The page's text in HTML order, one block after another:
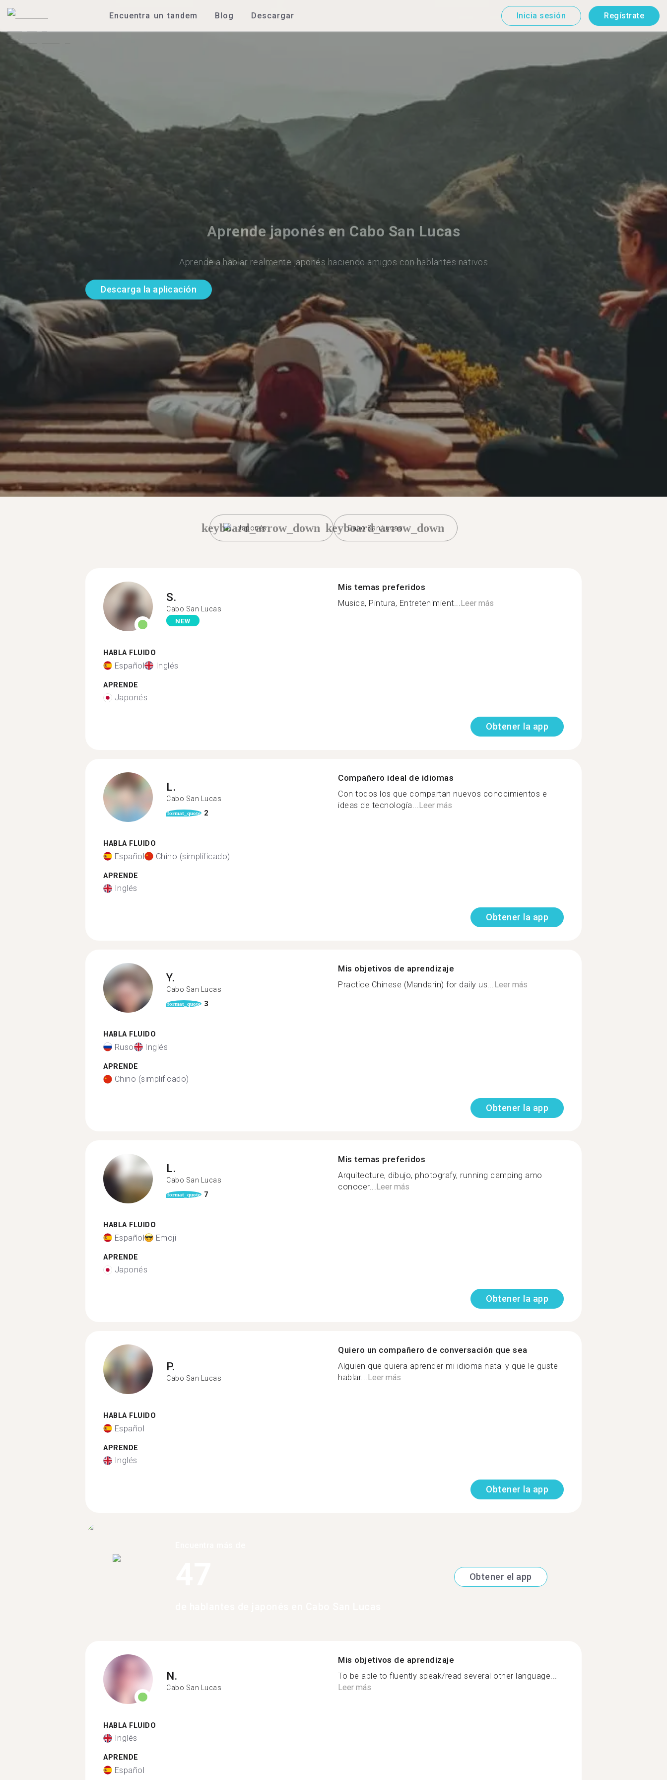
Encuentra un tandem Blog Descargar Inicia sesión Regístrate
Aprende japonés en Cabo San Lucas
Aprende a hablar realmente japonés haciendo amigos con hablantes nativos
Descarga la aplicación
Japonés
keyboard_arrow_down Cabo San Lucas
keyboard_arrow_down
S.
Cabo San Lucas
NEW
HABLA FLUIDO
Español Inglés
APRENDE
Japonés
Mis temas preferidos
Musica, Pintura, Entretenimient...Leer más
Obtener la app
L.
Cabo San Lucas
format_quote 2
HABLA FLUIDO
Español Chino (simplificado)
APRENDE
Inglés
Compañero ideal de idiomas
Con todos los que compartan nuevos conocimientos e
ideas de tecnología...Leer más
Obtener la app
Y.
Cabo San Lucas
format_quote 3
HABLA FLUIDO
Ruso Inglés
APRENDE
Chino (simplificado)
Mis objetivos de aprendizaje
Practice Chinese (Mandarin) for daily us...Leer más
Obtener la app
L.
Cabo San Lucas
format_quote 7
HABLA FLUIDO
Español Emoji
APRENDE
Japonés
Mis temas preferidos
Arquitecture, dibujo, photografy, running camping amo
conocer...Leer más
Obtener la app
P.
Cabo San Lucas
HABLA FLUIDO
Español
APRENDE
Inglés
Quiero un compañero de conversación que sea
Alguien que quiera aprender mi idioma natal y que le guste
hablar...Leer más
Obtener la app
Obtener el app
N.
Cabo San Lucas
HABLA FLUIDO
Inglés
APRENDE
Español
Mis objetivos de aprendizaje
To be able to fluently speak/read several other language...
Leer más